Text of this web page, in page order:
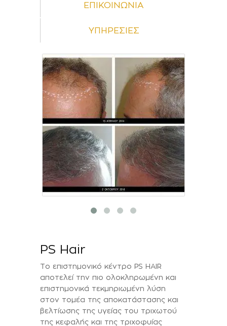
ΕΠΙΚΟΙΝΩΝΙΑ
ΥΠΗΡΕΣΙΕΣ
PS Hair
Το επιστημονικό κέντρο PS HAIR
αποτελεί την πιο ολοκληρωμένη και
επιστημονικά τεκμηριωμένη λύση
στον τομέα της αποκατάστασης και
βελτίωσης της υγείας του τριχωτού
της κεφαλής και της τριχοφυίας